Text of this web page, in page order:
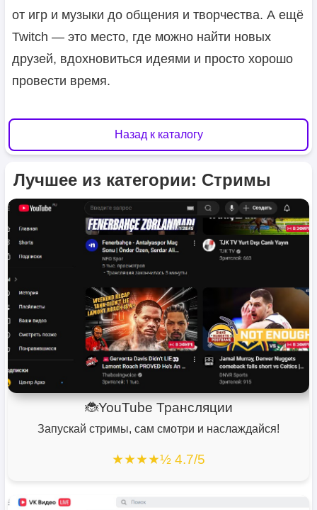
от игр и музыки до общения и творчества. А ещё
Twitch — это место, где можно найти новых
друзей, вдохновиться идеями и просто хорошо
провести время.
Назад к каталогу
Лучшее из категории: Стримы
🐞YouTube Трансляции
Запускай стримы, сам смотри и наслаждайся!
★★★★½ 4.7/5